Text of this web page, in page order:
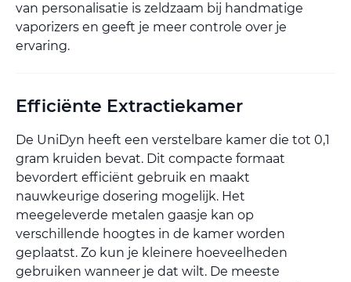
van personalisatie is zeldzaam bij handmatige
vaporizers en geeft je meer controle over je
ervaring.
Efficiënte Extractiekamer
De UniDyn heeft een verstelbare kamer die tot 0,1
gram kruiden bevat. Dit compacte formaat
bevordert efficiënt gebruik en maakt
nauwkeurige dosering mogelijk. Het
meegeleverde metalen gaasje kan op
verschillende hoogtes in de kamer worden
geplaatst. Zo kun je kleinere hoeveelheden
gebruiken wanneer je dat wilt. De meeste